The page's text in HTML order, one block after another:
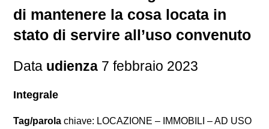
di mantenere la cosa locata in
stato di servire all’uso convenuto
Data udienza 7 febbraio 2023
Integrale
Tag/parola chiave: LOCAZIONE – IMMOBILI – AD USO